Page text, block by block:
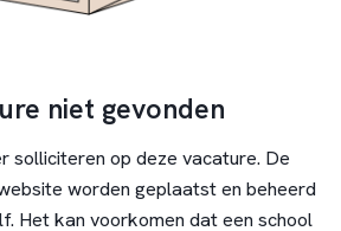
niet gevonden
solliciteren op deze vacature. De
worden geplaatst en beheerd
Het kan voorkomen dat een school